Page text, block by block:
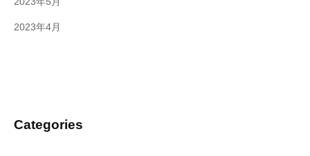
2023年4月
Categories